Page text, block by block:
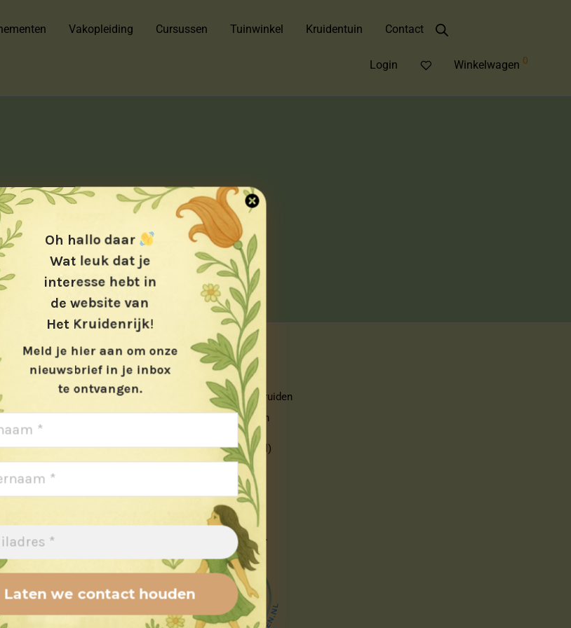
Vakopleiding Cursussen Tuinwinkel Kruidentuin Contact
Login Winkelwagen 0
Oh hallo daar
Wat leuk dat je
interesse hebt in
de website van
Het Kruidenrijk!
Meld je hier aan om onze
nieuwsbrief in je inbox
te ontvangen.
en Advies)
en
en
Biologische kruiden
Veel van onze geneeskrachtige kruiden
verbouwen we in eigen tuin en zijn
✔ Biologisch gecertificeerd. (Skal)
ook zijn onze Vakopleidingen
✔ GRO-erkende opleidingen
Klik op de keurmerken voor meer